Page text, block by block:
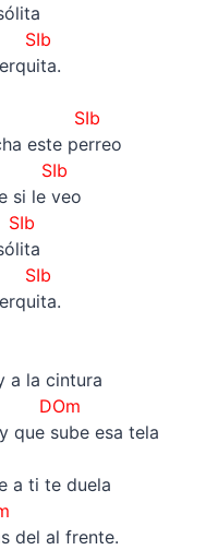
SIb
este perreo
si le veo
a la cintura
DOm
que sube esa tela
a ti te duela
del al frente.